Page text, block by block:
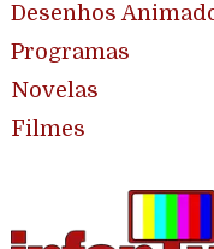
Desenhos
Programas
Novelas
Filmes